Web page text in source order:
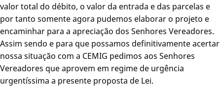
valor total do débito, o valor da entrada e das parcelas e
por tanto somente agora pudemos elaborar o projeto e
encaminhar para a apreciação dos Senhores Vereadores.
Assim sendo e para que possamos definitivamente acertar
nossa situação com a CEMIG pedimos aos Senhores
Vereadores que aprovem em regime de urgência
urgentíssima a presente proposta de Lei.